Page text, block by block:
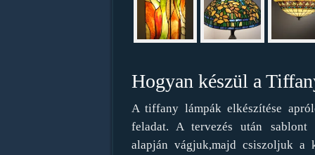
Hogyan készül a
A tiffany lámpák elkészítése
feladat. A tervezés után sablont
alapján vágjuk,majd csiszoljuk a